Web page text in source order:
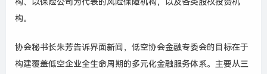
构。
协会秘书长朱芳告诉界面新闻，低空协会金融专委会的目标在于
构建覆盖低空企业全生命周期的多元化金融服务体系。主要从三